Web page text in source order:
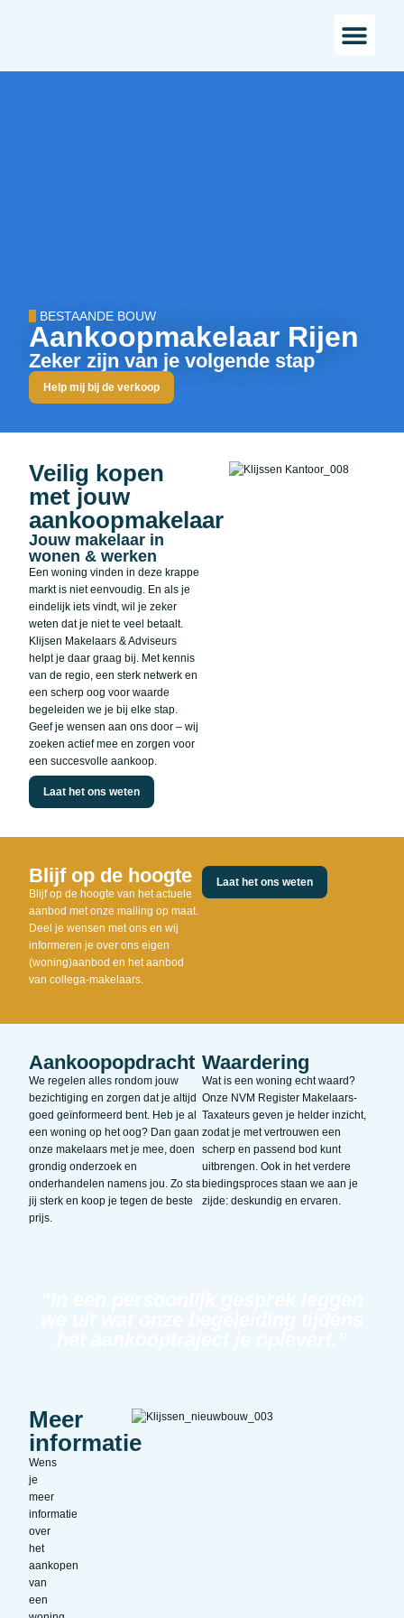
BESTAANDE BOUW
Aankoopmakelaar Rijen
Zeker zijn van je volgende stap
Help mij bij de verkoop
Veilig kopen
met jouw
aankoopmakelaar
Jouw makelaar in
wonen & werken
Een woning vinden in deze krappe
markt is niet eenvoudig. En als je
eindelijk iets vindt, wil je zeker
weten dat je niet te veel betaalt.
Klijsen Makelaars & Adviseurs
helpt je daar graag bij. Met kennis
van de regio, een sterk netwerk en
een scherp oog voor waarde
begeleiden we je bij elke stap.
Geef je wensen aan ons door – wij
zoeken actief mee en zorgen voor
een succesvolle aankoop.
Laat het ons weten
Blijf op de hoogte
Blijf op de hoogte van het actuele
aanbod met onze mailing op maat.
Deel je wensen met ons en wij
informeren je over ons eigen
(woning)aanbod en het aanbod
van collega-makelaars.
Laat het ons weten
Aankoopopdracht
We regelen alles rondom jouw
bezichtiging en zorgen dat je altijd
goed geïnformeerd bent. Heb je al
een woning op het oog? Dan gaan
onze makelaars met je mee, doen
grondig onderzoek en
onderhandelen namens jou. Zo sta
jij sterk en koop je tegen de beste
prijs.
Waardering
Wat is een woning echt waard?
Onze NVM Register Makelaars-
Taxateurs geven je helder inzicht,
zodat je met vertrouwen een
scherp en passend bod kunt
uitbrengen. Ook in het verdere
biedingsproces staan we aan je
zijde: deskundig en ervaren.
Meer
informatie
Wens
je
meer
informatie
over
het
aankopen
van
een